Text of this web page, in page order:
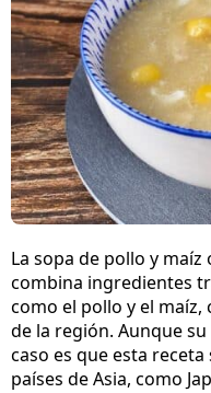
La sopa de pollo y
combina ingredientes
como el pollo y el maíz,
de la región. Aunque
caso es que esta
países de Asia, como